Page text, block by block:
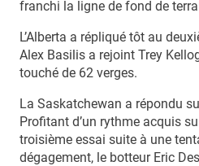
franchi la ligne de fond de
L’Alberta a répliqué tôt au
Alex Basilis a rejoint Trey
touché de 62 verges.
La Saskatchewan a répondu
Profitant d’un rythme acquis
troisième essai suite à une
dégagement, le botteur Eric